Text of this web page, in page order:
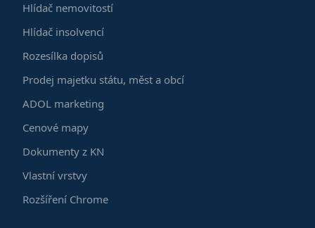
Hlídač nemovitostí
Hlídač insolvencí
Rozesílka dopisů
Prodej majetku státu, měst a obcí
ADOL marketing
Cenové mapy
Dokumenty z KN
Vlastní vrstvy
Rozšíření Chrome